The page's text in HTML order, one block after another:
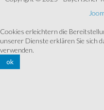
Cookies erleichtern die
unserer Dienste erklären Sie sich
verwenden.
ok